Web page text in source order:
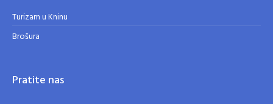
Turizam u Kninu
Brošura
Pratite nas